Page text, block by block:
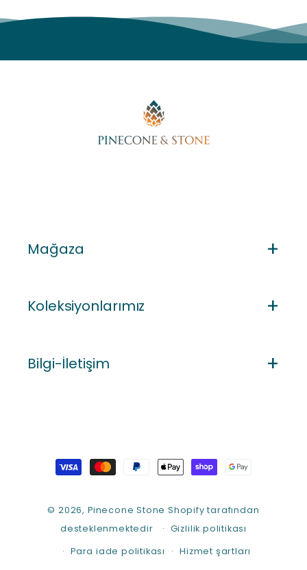
Mağaza
Koleksiyonlarımız
Bilgi-İletişim
yöntemleri
© 2026, Pinecone Stone Shopify tarafından
desteklenmektedir
Gizlilik politikası
Para iade politikası
Hizmet şartları